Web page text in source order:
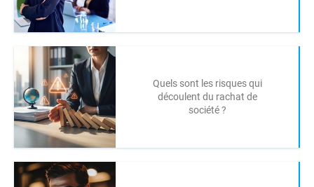
Quels sont les risques qui
découlent du rachat de
société ?